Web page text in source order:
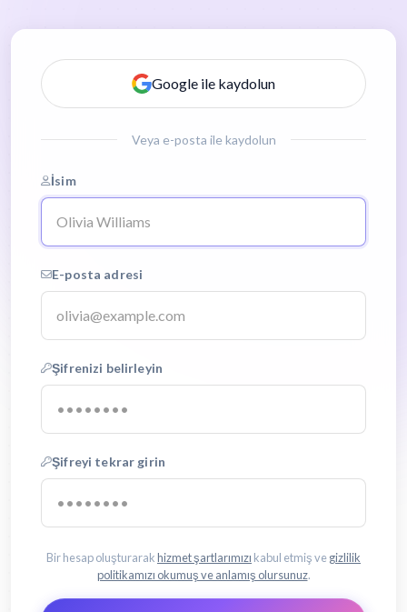
Google ile kaydolun
Veya e-posta ile kaydolun
İsim
E-posta adresi
Şifrenizi belirleyin
Şifreyi tekrar girin
Bir hesap oluşturarakhizmet şartlarımızı kabul etmiş vegizlilik
politikamızı okumuş ve anlamış olursunuz.